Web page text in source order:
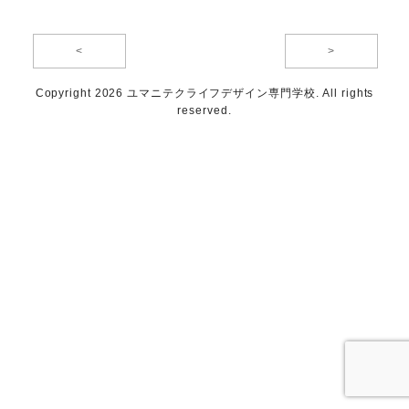
< >
Copyright 2026 ユマニテクライフデザイン専門学校. All rights
reserved.